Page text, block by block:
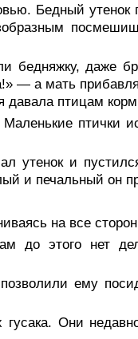
Бедный утенок
бедняжку, даже
— а мать
птицам
птички
утенок и
и печальный он
на все
этого нет
ему
Они